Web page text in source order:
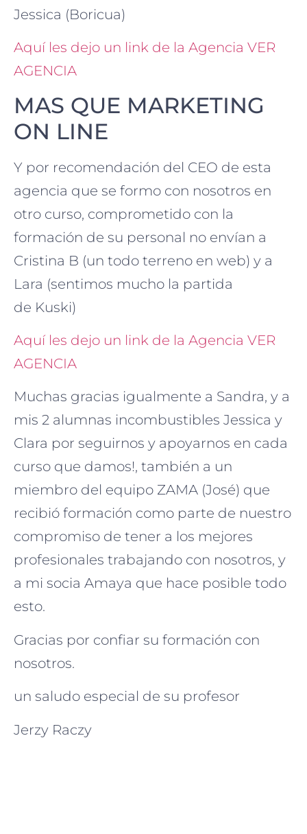
Jessica (Boricua)
Aquí les dejo un link de la Agencia VER
AGENCIA
MAS QUE MARKETING
ON LINE
Y por recomendación del CEO de esta
agencia que se formo con nosotros en
otro curso, comprometido con la
formación de su personal no envían a
Cristina B (un todo terreno en web) y a
Lara (sentimos mucho la partida
de Kuski)
Aquí les dejo un link de la Agencia VER
AGENCIA
Muchas gracias igualmente a Sandra, y a
mis 2 alumnas incombustibles Jessica y
Clara por seguirnos y apoyarnos en cada
curso que damos!, también a un
miembro del equipo ZAMA (José) que
recibió formación como parte de nuestro
compromiso de tener a los mejores
profesionales trabajando con nosotros, y
a mi socia Amaya que hace posible todo
esto.
Gracias por confiar su formación con
nosotros.
un saludo especial de su profesor
Jerzy Raczy